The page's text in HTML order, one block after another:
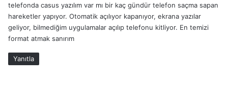
i
k
i
:
telefonda casus yazılım var mı bir kaç gündür telefon saçma sapan
hareketler yapıyor. Otomatik açılıyor kapanıyor, ekrana yazılar
geliyor, bilmediğim uygulamalar açılıp telefonu kitliyor. En temizi
format atmak sanırım
Yanıtla